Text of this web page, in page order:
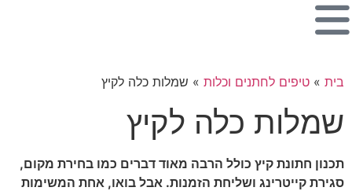
בית » טיפים לחתנים וכלות » שמלות כלה לקיץ
שמלות כלה לקיץ
תכנון חתונת קיץ כולל הרבה מאוד דברים כמו בחירת מקום,
סגירת קייטרינג ושליחת הזמנות. אבל בואו, אחת המשימות